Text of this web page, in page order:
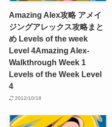
Amazing Alex攻略 アメイ
ジングアレックス攻略まと
め Levels of the week
Level 4Amazing Alex-
Walkthrough Week 1
Levels of the Week Level
4
2012/10/18